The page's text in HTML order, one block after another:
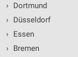
›
Dortmund
›
Düsseldorf
›
Essen
›
Bremen